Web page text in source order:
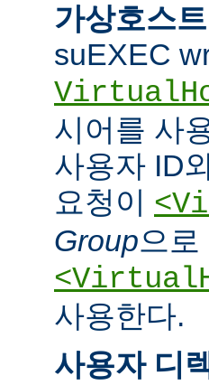
가상호스
suEXEC
시어를 사
사용자 ID
요청이
Group으로
사용한다.
사용자 디